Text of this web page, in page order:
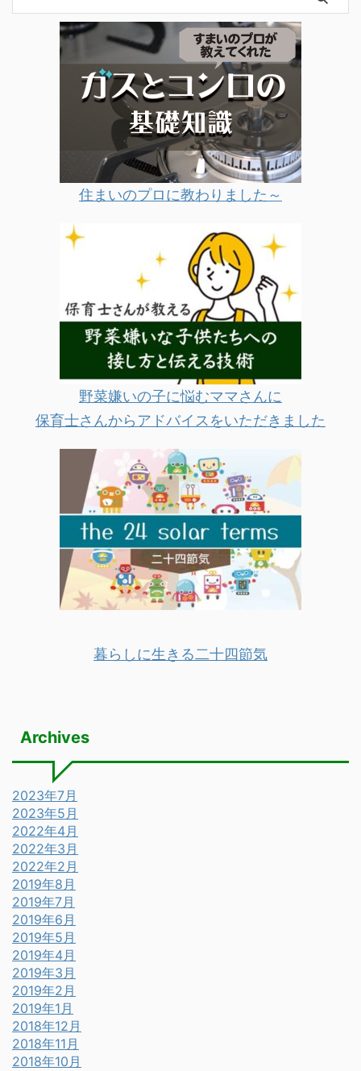
住まいのプロに教わりました～
野菜嫌いの子に悩むママさんに
保育士さんからアドバイスをいただきました
暮らしに生きる二十四節気
Archives
2023年7月
2023年5月
2022年4月
2022年3月
2022年2月
2019年8月
2019年7月
2019年6月
2019年5月
2019年4月
2019年3月
2019年2月
2019年1月
2018年12月
2018年11月
2018年10月